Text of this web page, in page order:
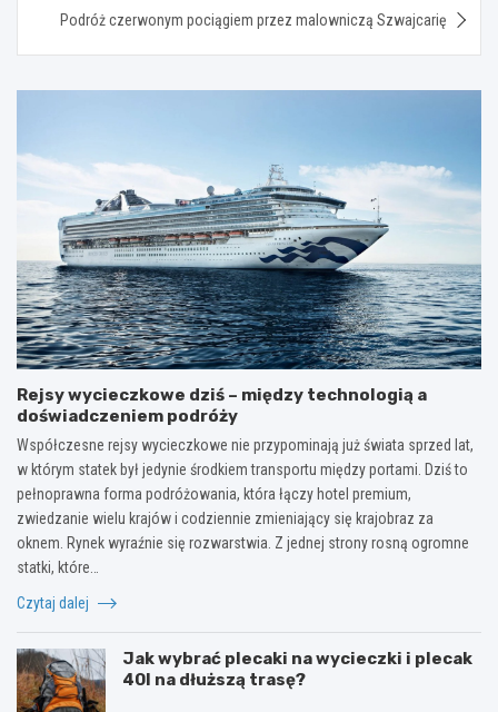
Podróż czerwonym pociągiem przez malowniczą Szwajcarię
Rejsy wycieczkowe dziś – między technologią a
doświadczeniem podróży
Współczesne rejsy wycieczkowe nie przypominają już świata sprzed lat,
w którym statek był jedynie środkiem transportu między portami. Dziś to
pełnoprawna forma podróżowania, która łączy hotel premium,
zwiedzanie wielu krajów i codziennie zmieniający się krajobraz za
oknem. Rynek wyraźnie się rozwarstwia. Z jednej strony rosną ogromne
statki, które…
Czytaj dalej
Jak wybrać plecaki na wycieczki i plecak
40l na dłuższą trasę?